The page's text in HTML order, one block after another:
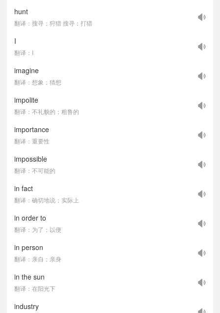
hunt
翻译：搜寻；狩猎 搜寻；打猎
I
翻译：I
imagine
翻译：想象；猜想
impolite
翻译：不礼貌的；粗鲁的
importance
翻译：重要性
impossible
翻译：不可能的
in fact
翻译：确切地说；实际上
in order to
翻译：为了；以便
in person
翻译：亲自；亲身
in the sun
翻译：在阳光下
industry